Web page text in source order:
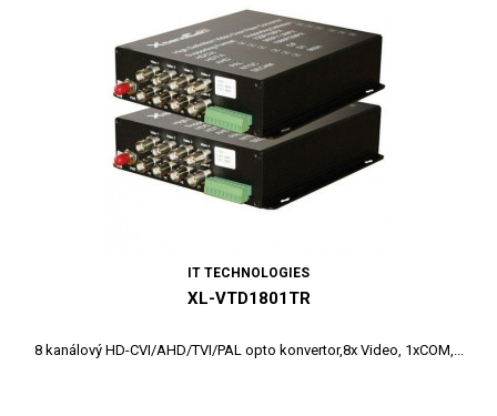
IT TECHNOLOGIES
XL-VTD1801TR
8 kanálový HD-CVI/AHD/TVI/PAL opto konvertor,8x Video, 1xCOM,...